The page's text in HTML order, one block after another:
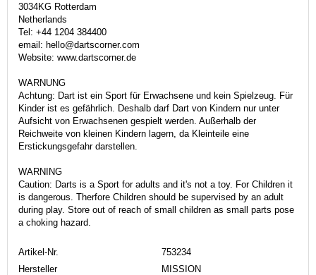
3034KG Rotterdam
Netherlands
Tel: +44 1204 384400
email: hello@dartscorner.com
Website: www.dartscorner.de
WARNUNG
Achtung: Dart ist ein Sport für Erwachsene und kein Spielzeug. Für
Kinder ist es gefährlich. Deshalb darf Dart von Kindern nur unter
Aufsicht von Erwachsenen gespielt werden. Außerhalb der
Reichweite von kleinen Kindern lagern, da Kleinteile eine
Erstickungsgefahr darstellen.
WARNING
Caution: Darts is a Sport for adults and it's not a toy. For Children it
is dangerous. Therfore Children should be supervised by an adult
during play. Store out of reach of small children as small parts pose
a choking hazard.
Artikel-Nr.
753234
Hersteller
MISSION